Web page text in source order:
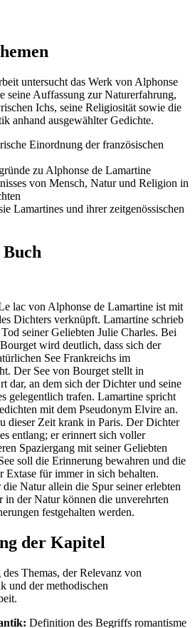
untersucht das Werk von Alphonse
seine Auffassung zur Naturerfahrung,
Ichs, seine Religiosität sowie die
anhand ausgewählter Gedichte.
Einordnung der französischen
zu Alphonse de Lamartine
von Mensch, Natur und Religion in
Lamartines und ihrer zeitgenössischen
Buch
lac von Alphonse de Lamartine ist mit
Dichters verknüpft. Lamartine schrieb
seiner Geliebten Julie Charles. Bei
wird deutlich, dass sich der
See Frankreichs im
Der See von Bourget stellt in
dar, an dem sich der Dichter und seine
gelegentlich trafen. Lamartine spricht
mit dem Pseudonym Elvire an.
dieser Zeit krank in Paris. Der Dichter
entlang; er erinnert sich voller
Spaziergang mit seiner Geliebten
soll die Erinnerung bewahren und die
Extase für immer in sich behalten.
Natur allein die Spur seiner erlebten
der Natur können die unverehrten
festgehalten werden.
der Kapitel
Themas, der Relevanz von
und der methodischen
Definition des Begriffs romantisme